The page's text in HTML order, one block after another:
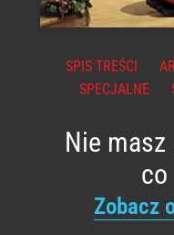
SPIS TREŚCI
SPECJALNE
Nie masz
co
Zobacz